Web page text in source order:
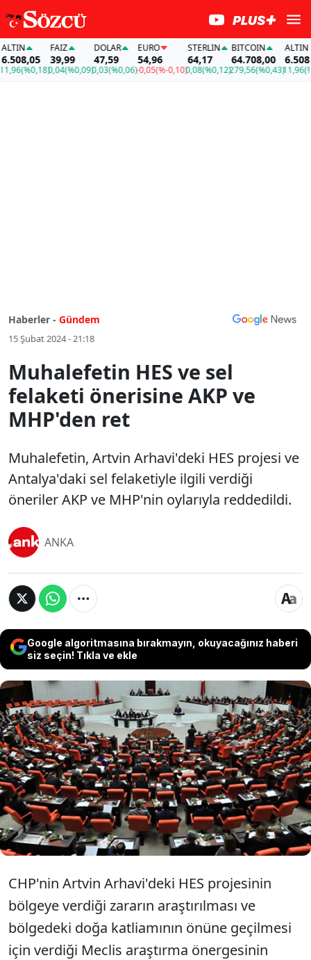
(%0,18)
FAİZ
39,99
0,04(%0,09)
DOLAR
47,59
0,03(%0,06)
EURO
54,96
-0,05(%-0,10)
STERLIN
64,17
0,08(%0,12)
BITCOIN
64.708,00
279,56(%0,43)
ALTIN
6.508,05
11,96
Haberler - Gündem
15 Şubat 2024 - 21:18
Muhalefetin HES ve sel
felaketi önerisine AKP ve
MHP'den ret
Muhalefetin, Artvin Arhavi'deki HES projesi ve
Antalya'daki sel felaketiyle ilgili verdiği
öneriler AKP ve MHP'nin oylarıyla reddedildi.
ANKA
Google algoritmasına bırakmayın, okuyacağınız haberi
siz seçin! Tıkla ve ekle
Muhalefetin, Artvin Arhavi'deki HES
projesi ve Antalya'daki sel felaketiyle
ilgili verdiği öneriler AKP ve MHP'nin
oylarıyla reddedildi.
CHP'nin Artvin Arhavi'deki HES projesinin
bölgeye verdiği zararın araştırılması ve
bölgedeki doğa katliamının önüne geçilmesi
için verdiği Meclis araştırma önergesinin